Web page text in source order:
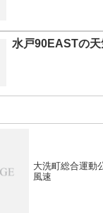
水戸90EASTの
大洗町総合運動
風速